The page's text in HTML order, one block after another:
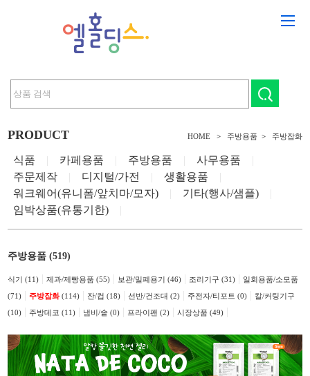
PRODUCT HOME> 주방용품 > 주방잡화
식품 | 카페용품 | 주방용품 | 사무용품
|
주문제작
| 디지털/가전 | 생활용품
|
워크웨어(유니폼/앞치마/모자)
| 기타(행사/샘플)
|
임박상품(유통기한)
|
주방용품 (519)
식기 (11) | 제과/제빵용품 (55) | 보관/밀폐용기 (46) | 조리기구 (31) | 일회용품/소모품
(71) | 주방잡화(114) | 잔/컵 (18) | 선반/건조대 (2) | 주전자/티포트 (0) | 칼/커팅기구
(10) | 주방데코 (11) | 냄비/솥 (0) | 프라이팬 (2) | 시장상품 (49) |